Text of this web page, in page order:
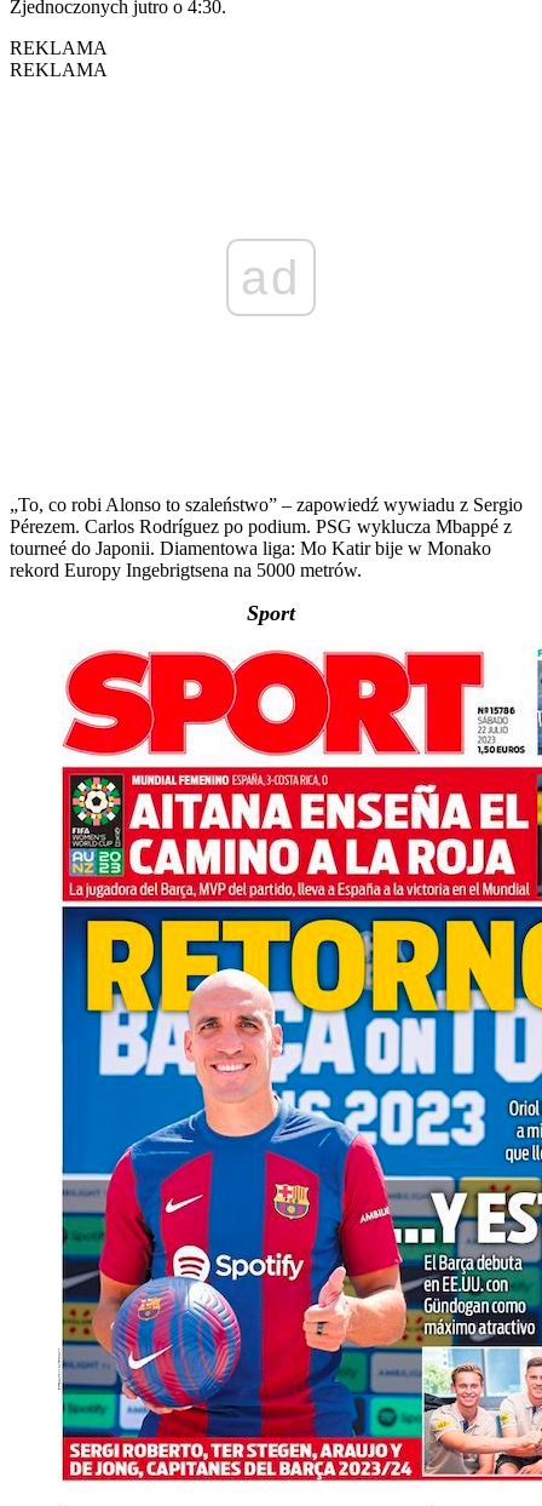
Zjednoczonych jutro o 4:30.
REKLAMA
REKLAMA
ad
„To, co robi Alonso to szaleństwo” – zapowiedź wywiadu z Sergio
Pérezem. Carlos Rodríguez po podium. PSG wyklucza Mbappé z
tourneé do Japonii. Diamentowa liga: Mo Katir bije w Monako
rekord Europy Ingebrigtsena na 5000 metrów.
Sport